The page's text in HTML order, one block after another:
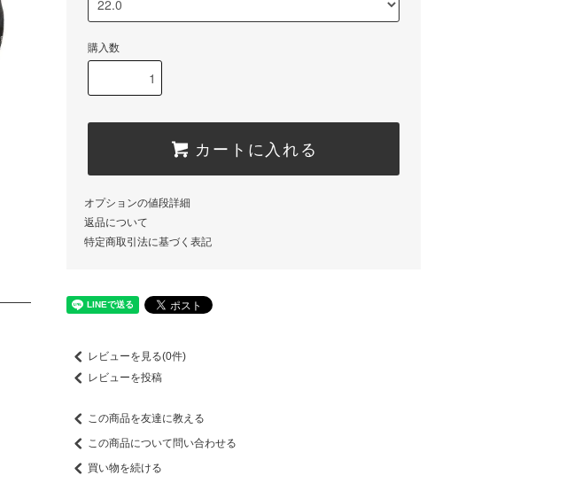
購入数
カートに入れる
オプションの値段詳細
返品について
特定商取引法に基づく表記
レビューを見る(0件)
レビューを投稿
この商品を友達に教える
この商品について問い合わせる
買い物を続ける